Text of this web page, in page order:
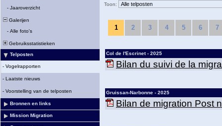
- Jaaroverzicht
Galerijen
- Alle foto's
Gebruiksstatistieken
Telposten
- Vogelrapporten
- Laatste nieuws
- Voorstelling van de telposten
Bronnen en links
Mission Migration
Toon:
1 2 3 4 5 6 7
Col de l'Escrinet - 2025
Bilan du suivi de la
Gruissan-Narbonne - 2025
Bilan de migration Post